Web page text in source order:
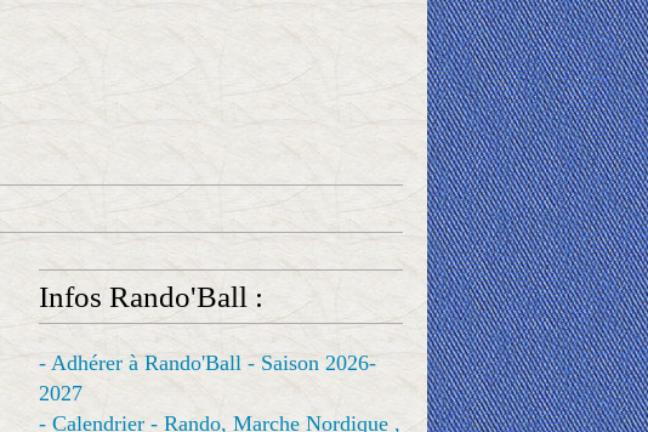
Infos Rando'Ball :
- Adhérer à Rando'Ball - Saison 2026-
2027
- Calendrier - Rando, Marche Nordique ,